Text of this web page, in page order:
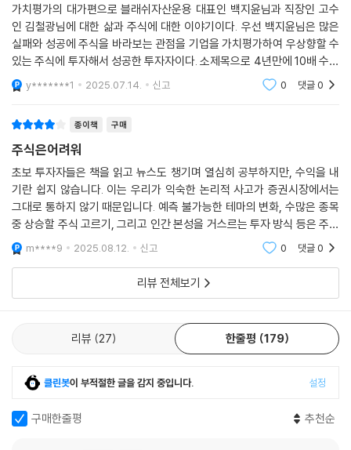
가치평가의 대가편으로 블래쉬자산운용 대표인 백지윤님과 직장인 고수
인 김철광님에 대한 삶과 주식에 대한 이야기이다. 우선 백지윤님은 많은
실패와 성공에 주식을 바라보는 관점을 기업을 가치평가하여 우상향할 수
있는 주식에 투자해서 성공한 투자자이다. 소제목으로 4년만에 10배 수익
률, 수백억 자산가로 소개되어 있다.바람의 숲 김철광님은 인스타와 다른
매체등을 통하여 익
y*******1 2025.07.14. 신고 0 댓글0
종이책 구매
주식은어려워
초보 투자자들은 책을 읽고 뉴스도 챙기며 열심히 공부하지만, 수익을 내
기란 쉽지 않습니다. 이는 우리가 익숙한 논리적 사고가 증권시장에서는
그대로 통하지 않기 때문입니다. 예측 불가능한 테마의 변화, 수많은 종목
중 상승할 주식 고르기, 그리고 인간 본성을 거스르는 투자 방식 등은 주식
을 더욱 어렵게 만듭니다.결국 주식은 단순한 숫자 싸움이 아니라, 심리와
인내의 싸움입
m****9 2025.08.12. 신고 0 댓글0
리뷰 전체보기
리뷰 27 한줄평 179
클린봇이 부적절한 글을 감지 중입니다. 설정
구매한줄평 추천순